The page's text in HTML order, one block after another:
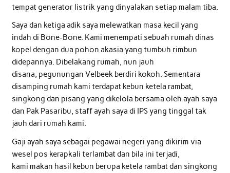
tempat generator listrik yang dinyalakan setiap malam tiba.
Saya dan ketiga adik saya melewatkan masa kecil yang
indah di Bone-Bone. Kami menempati sebuah rumah dinas
kopel dengan dua pohon akasia yang tumbuh rimbun
didepannya. Dibelakang rumah, nun jauh
disana, pegunungan Velbeek berdiri kokoh. Sementara
disamping rumah kami terdapat kebun ketela rambat,
singkong dan pisang yang dikelola bersama oleh ayah saya
dan Pak Pasaribu, staff ayah saya di IPS yang tinggal tak
jauh dari rumah kami.
Gaji ayah saya sebagai pegawai negeri yang dikirim via
wesel pos kerapkali terlambat dan bila ini terjadi,
kami makan hasil kebun berupa ketela rambat dan singkong